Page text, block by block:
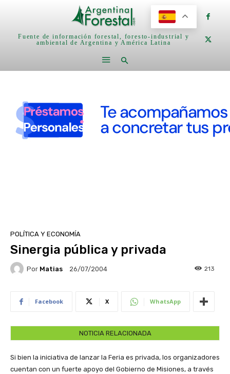
Fuente de información forestal, foresto-industrial y
ambiental de Argentina y América Latina
POLÍTICA Y ECONOMÍA
Sinergia pública y privada
Por Matias 26/07/2004 213
Facebook X WhatsApp
NOTICIA RELACIONADA
Si bien la iniciativa de lanzar la Feria es privada, los organizadores
cuentan con un fuerte apoyo del Gobierno de Misiones, a través